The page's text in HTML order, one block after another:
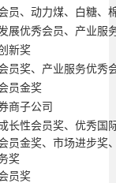
员、动力煤、白糖、
展优秀会员、产业服
新奖
员奖、产业服务优秀
员金奖
商子公司
长性会员奖、优秀国
员金奖、市场进步奖
奖
员奖